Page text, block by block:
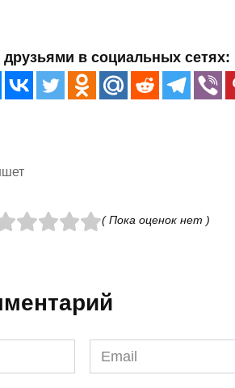
в социальных сетях:
( Пока оценок нет )
Email
*